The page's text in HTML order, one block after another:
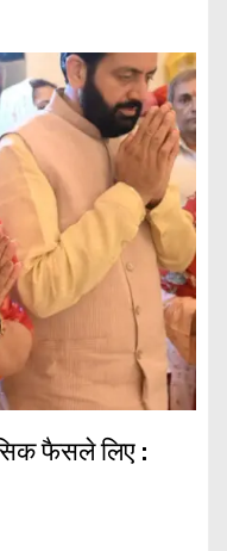
फैसले लिए :